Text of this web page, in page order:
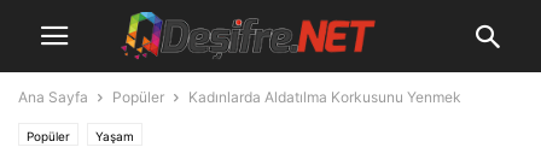
Ana Sayfa Popüler Kadınlarda Aldatılma Korkusunu Yenmek
Popüler Yaşam